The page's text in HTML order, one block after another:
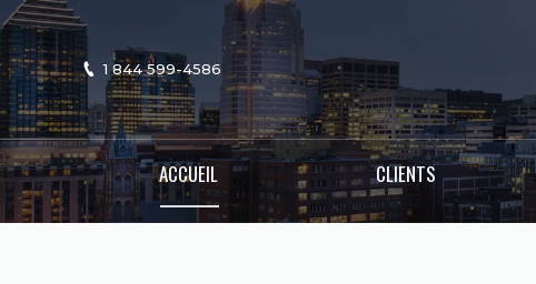
1 844 599-4586
ACCUEIL CLIENTS